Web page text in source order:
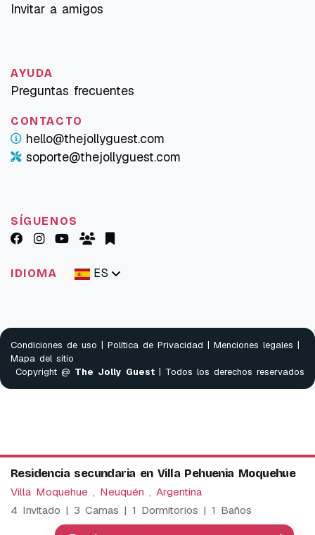
Residencia secundaria en Villa Pehuenia Moquehue
Villa Moquehue , Neuquén , Argentina
4 Invitado | 3 Camas | 1 Dormitorios | 1 Baños
Invitar a amigos
AYUDA
Preguntas frecuentes
CONTACTO
hello@thejollyguest.com
soporte@thejollyguest.com
SÍGUENOS
IDIOMA ES
Condiciones de uso | Política de Privacidad | Menciones legales |
Mapa del sitio
Copyright @ The Jolly Guest | Todos los derechos reservados
We use cookies to provide our services. By using this